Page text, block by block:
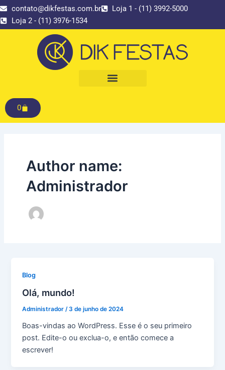
Ir
para
o
contato@dikfestas.com.br
Loja 1 - (11) 3992-5000
Loja 2 - (11) 3976-1534
0
Carrinho
Author name:
Administrador
Blog
Olá, mundo!
Administrador /3 de junho de 2024
Boas-vindas ao WordPress. Esse é o seu primeiro
post. Edite-o ou exclua-o, e então comece a
escrever!